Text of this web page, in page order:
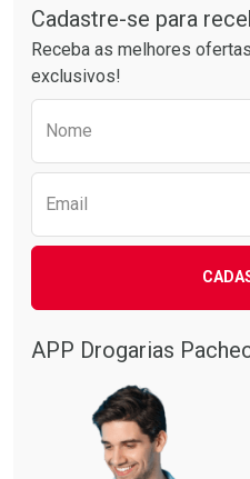
Cadastre-se para
Receba as melhores
exclusivos!
Nome
Email
APP Drogarias